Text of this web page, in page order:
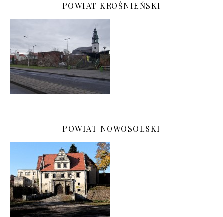
POWIAT KROŚNIEŃSKI
POWIAT NOWOSOLSKI